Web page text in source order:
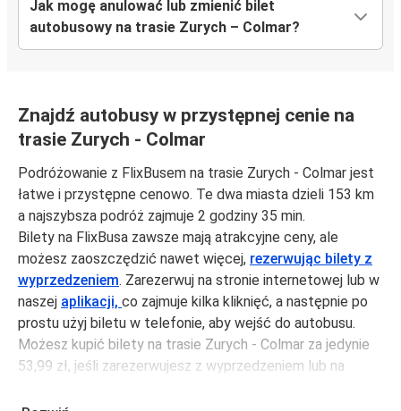
Jak mogę anulować lub zmienić bilet
autobusowy na trasie Zurych – Colmar?
Znajdź autobusy w przystępnej cenie na
trasie Zurych - Colmar
Podróżowanie z FlixBusem na trasie Zurych - Colmar jest
łatwe i przystępne cenowo. Te dwa miasta dzieli 153 km
a najszybsza podróż zajmuje 2 godziny 35 min.
Bilety na FlixBusa zawsze mają atrakcyjne ceny, ale
możesz zaoszczędzić nawet więcej, rezerwując bilety z
wyprzedzeniem. Zarezerwuj na stronie internetowej lub w
naszej aplikacji, co zajmuje kilka kliknięć, a następnie po
prostu użyj biletu w telefonie, aby wejść do autobusu.
Możesz kupić bilety na trasie Zurych - Colmar za jedynie
53,99 zł, jeśli zarezerwujesz z wyprzedzeniem lub na